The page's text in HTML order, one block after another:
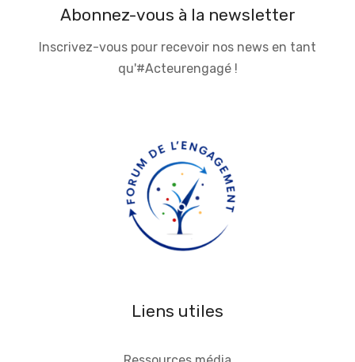
Abonnez-vous à la newsletter
Inscrivez-vous pour recevoir nos news en tant
qu'#Acteurengagé !
Liens utiles